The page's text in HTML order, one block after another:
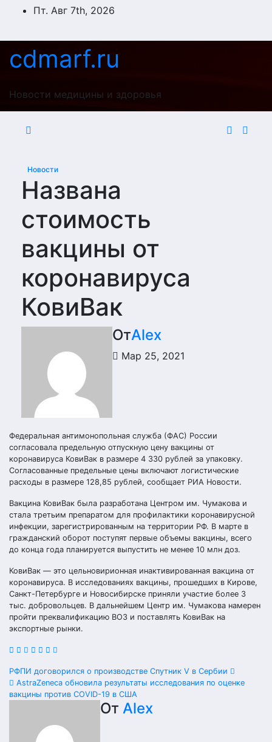
ПерейтиПт. Авг 7th, 2026
cdmarf.ru
Новости медицины и здоровья
Новости
Названа
стоимость
вакцины от
коронавируса
КовиВак
ОтAlex
Мар 25, 2021
Федеральная антимонопольная служба (ФАС) России
согласовала предельную отпускную цену вакцины от
коронавируса КовиВак в размере 4 330 рублей за упаковку.
Согласованные предельные цены включают логистические
расходы в размере 128,85 рублей, сообщает РИА Новости.
Вакцина КовиВак была разработана Центром им. Чумакова и
стала третьим препаратом для профилактики коронавирусной
инфекции, зарегистрированным на территории РФ. В марте в
гражданский оборот поступят первые объемы вакцины, всего
до конца года планируется выпустить не менее 10 млн доз.
КовиВак — это цельновирионная инактивированная вакцина от
коронавируса. В исследованиях вакцины, прошедших в Кирове,
Санкт-Петербурге и Новосибирске приняли участие более 3
тыс. добровольцев. В дальнейшем Центр им. Чумакова намерен
пройти преквалификацию ВОЗ и поставлять КовиВак на
экспортные рынки.
Навигация
по
записям
РФПИ договорился о производстве Спутник V в Сербии
AstraZeneca обновила результаты исследования по оценке
вакцины против COVID-19 в США
От Alex